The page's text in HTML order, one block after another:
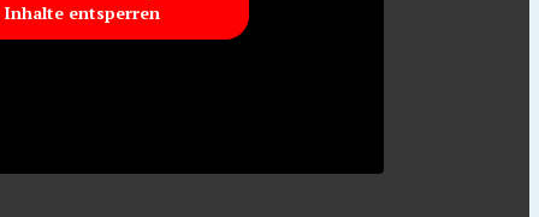
Inhalte entsperren